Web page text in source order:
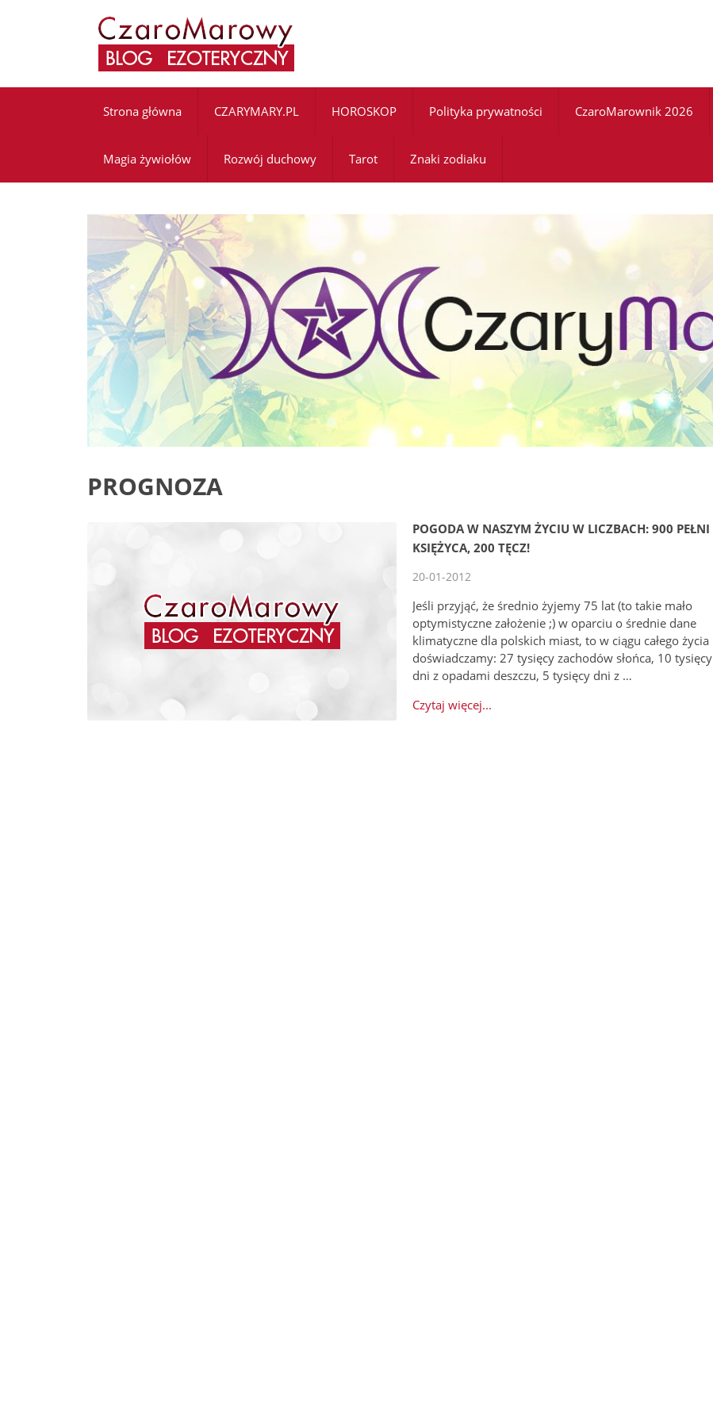
Strona główna CZARYMARY.PL HOROSKOP Polityka prywatności CzaroMarownik 2026
Magia żywiołów Rozwój duchowy Tarot Znaki zodiaku
PROGNOZA
POGODA W NASZYM ŻYCIU W LICZBACH: 900 PEŁNI
KSIĘŻYCA, 200 TĘCZ!
20-01-2012
Jeśli przyjąć, że średnio żyjemy 75 lat (to takie mało
optymistyczne założenie ;) w oparciu o średnie dane
klimatyczne dla polskich miast, to w ciągu całego życia
doświadczamy: 27 tysięcy zachodów słońca, 10 tysięcy
dni z opadami deszczu, 5 tysięcy dni z …
Czytaj więcej...